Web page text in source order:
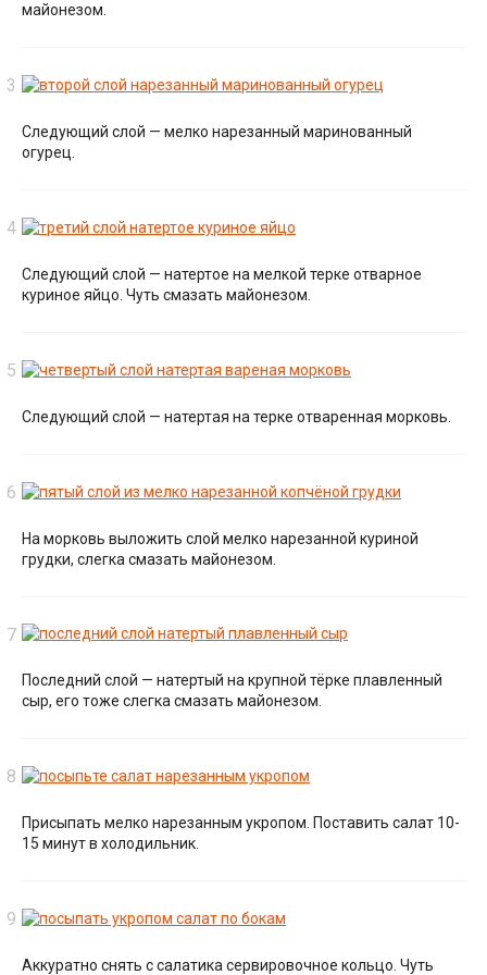
майонезом.
Следующий слой — мелко нарезанный маринованный
огурец.
Следующий слой — натертое на мелкой терке отварное
куриное яйцо. Чуть смазать майонезом.
Следующий слой — натертая на терке отваренная морковь.
На морковь выложить слой мелко нарезанной куриной
грудки, слегка смазать майонезом.
Последний слой — натертый на крупной тёрке плавленный
сыр, его тоже слегка смазать майонезом.
Присыпать мелко нарезанным укропом. Поставить салат 10-
15 минут в холодильник.
Аккуратно снять с салатика сервировочное кольцо. Чуть